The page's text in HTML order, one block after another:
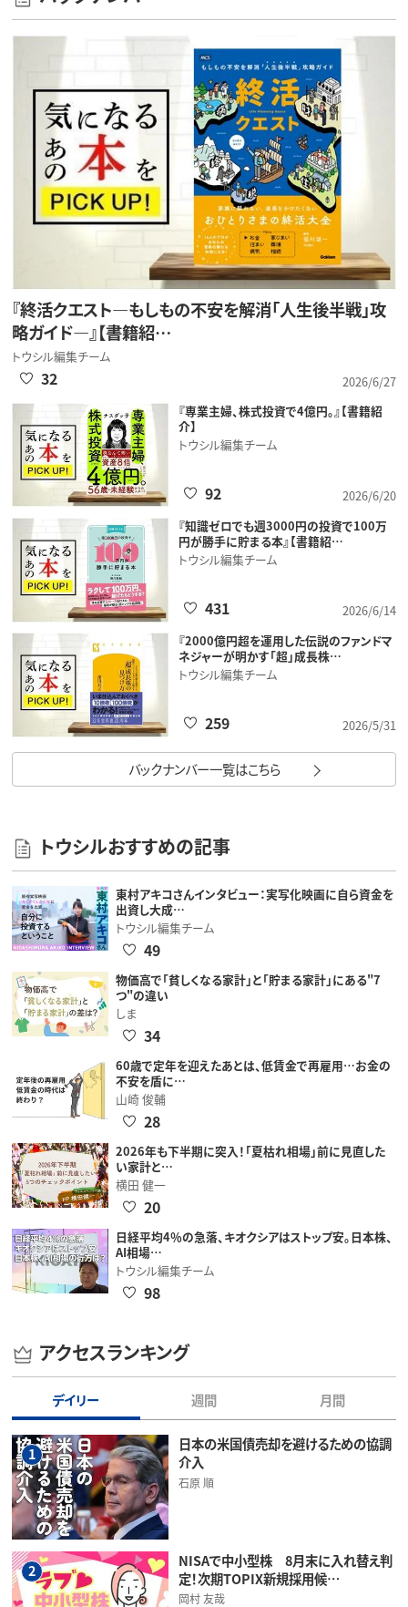
『終活クエスト―もしもの不安を解消「人生後半戦」攻
略ガイド―』【書籍紹…
トウシル編集チーム
2026/6/27
32
『専業主婦、株式投資で4億円。』【書籍紹
介】
トウシル編集チーム
2026/6/20
92
『知識ゼロでも週3000円の投資で100万
円が勝手に貯まる本』【書籍紹…
トウシル編集チーム
2026/6/14
431
『2000億円超を運用した伝説のファンドマ
ネジャーが明かす「超」成長株…
トウシル編集チーム
2026/5/31
259
バックナンバー一覧はこちら
トウシルおすすめの記事
東村アキコさんインタビュー：実写化映画に自ら資金を
出資し大成…
トウシル編集チーム
49
物価高で「貧しくなる家計」と「貯まる家計」にある"7
つ"の違い
しま
34
60歳で定年を迎えたあとは、低賃金で再雇用…お金の
不安を盾に…
山崎 俊輔
28
2026年も下半期に突入！「夏枯れ相場」前に見直した
い家計と…
横田 健一
20
日経平均4％の急落、キオクシアはストップ安。日本株、
AI相場…
トウシル編集チーム
98
アクセスランキング
デイリー 週間 月間
1
日本の米国債売却を避けるための協調
介入
石原 順
2
NISAで中小型株 8月末に入れ替え判
定！次期TOPIX新規採用候…
岡村 友哉